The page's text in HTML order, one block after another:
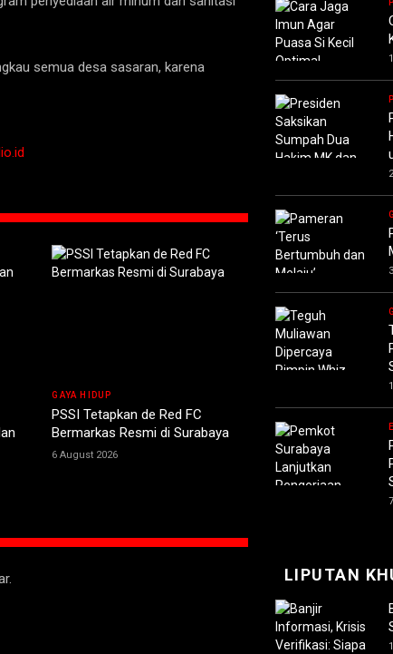
semua desa sasaran, karena
GAYA HIDUP
PSSI Tetapkan de Red FC
Bermarkas Resmi di Surabaya
6 August 2026
LIPUTAN